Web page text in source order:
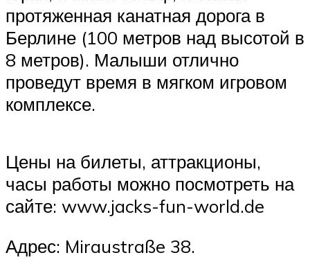
протяженная канатная дорога в
Берлине (100 метров над высотой в
8 метров). Малыши отлично
проведут время в мягком игровом
комплексе.
Цены на билеты, аттракционы,
часы работы можно посмотреть на
сайте: www.jacks-fun-world.de
Адрес: Miraustraße 38.